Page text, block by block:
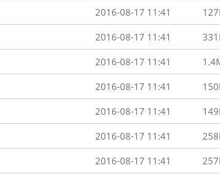
2016-08-17 11:41
2016-08-17 11:41
2016-08-17 11:41
2016-08-17 11:41
2016-08-17 11:41
2016-08-17 11:41
2016-08-17 11:41